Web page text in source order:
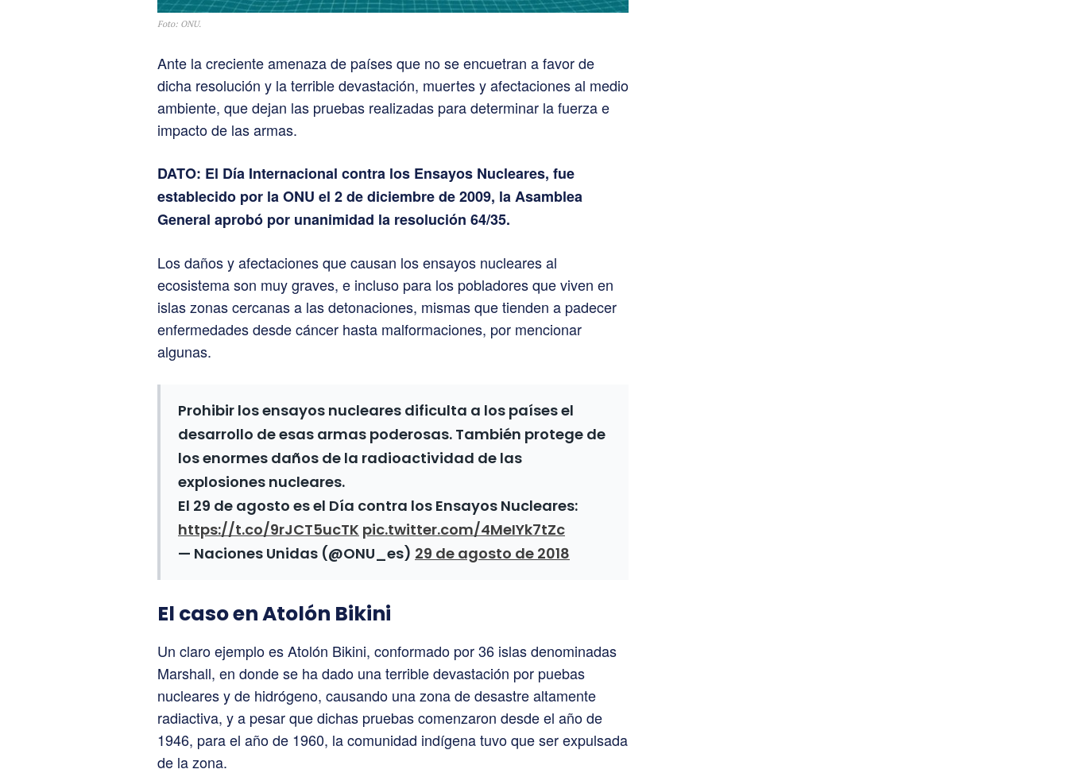
Foto: ONU.
Ante la creciente amenaza de países que no se encuetran a favor de
dicha resolución y la terrible devastación, muertes y afectaciones al medio
ambiente, que dejan las pruebas realizadas para determinar la fuerza e
impacto de las armas.
DATO: El Día Internacional contra los Ensayos Nucleares, fue
establecido por la ONU el 2 de diciembre de 2009, la Asamblea
General aprobó por unanimidad la resolución 64/35.
Los daños y afectaciones que causan los ensayos nucleares al
ecosistema son muy graves, e incluso para los pobladores que viven en
islas zonas cercanas a las detonaciones, mismas que tienden a padecer
enfermedades desde cáncer hasta malformaciones, por mencionar
algunas.
Prohibir los ensayos nucleares dificulta a los países el
desarrollo de esas armas poderosas. También protege de
los enormes daños de la radioactividad de las
explosiones nucleares.
El 29 de agosto es el Día contra los Ensayos Nucleares:
https://t.co/9rJCT5ucTK pic.twitter.com/4MeIYk7tZc
— Naciones Unidas (@ONU_es) 29 de agosto de 2018
El caso en Atolón Bikini
Un claro ejemplo es Atolón Bikini, conformado por 36 islas denominadas
Marshall, en donde se ha dado una terrible devastación por puebas
nucleares y de hidrógeno, causando una zona de desastre altamente
radiactiva, y a pesar que dichas pruebas comenzaron desde el año de
1946, para el año de 1960, la comunidad indígena tuvo que ser expulsada
de la zona.